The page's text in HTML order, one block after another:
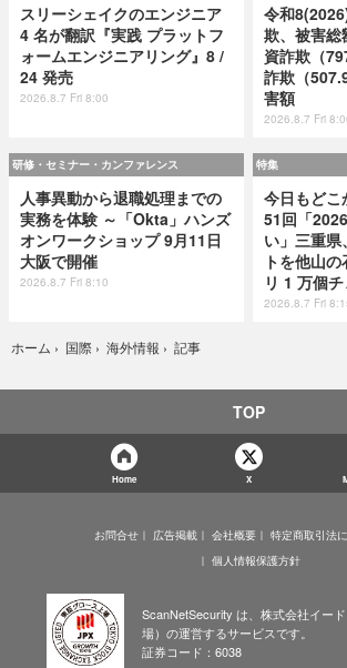
スリーシェイクのエンジニア
4 名が翻訳『実践 プラットフ
ォームエンジニアリング』8 /
24 発売
2026.8.7 Fri 8:00
令和
欺、被害
資詐欺（
詐欺（
害額
2026.8.7 Fri
研修・セミナー・カンファレンス
人事異動から退職処理までの
実務を体験 ～「Okta」ハンズ
オンワークショップ 9月11日
大阪で開催
2026.8.7 Fri 8:10
特集
今日もど
51回「
い」三重
トを他山
リ 1 万個
2026.8.7 Fri
ホーム › 国際 › 海外情報 › 記事
TOP
Home X
お問合せ 広告掲載 会社概要
特定商取引法
個人情報保護方針
ScanNetSecurity は、株式会社イー
場）の運営するサービスです。
証券コード：6038